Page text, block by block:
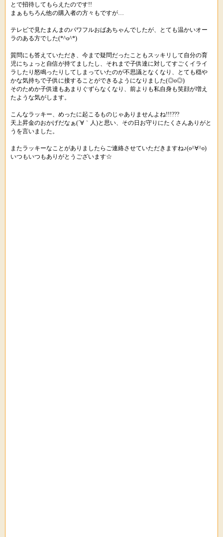
とで招待してもらえたのです!!
まぁもちろん他の購入者の方々もですが…
テレビで見たまんまのパワフルおばあちゃんでしたが、とても温かいオー
ラのある方でした(*^o^*)
質問にも答えていただき、今まで疑問だったこともスッキリして自分の育
児にちょっと自信が持てましたし、それまで子供達に対してすごくイライ
ラしたり怒鳴ったりしてしまっていたのが不思議となくなり、とても穏や
かな気持ちで子供に接することができるようになりました(◎o◎)
そのためか子供達もあまりぐずらなくなり、前よりも私自身も笑顔が増え
たような気がします。
こんなラッキー、めったに起こるものじゃありませんよね!!!???
天上昇金のおかげだなぁ(´∀｀人)と思い、その日お守りにたくさんありがと
うを言いました。
またラッキーなことがありましたらご連絡させていただきますね♪(o^∀^o)
いつもいつもありがとうございます☆